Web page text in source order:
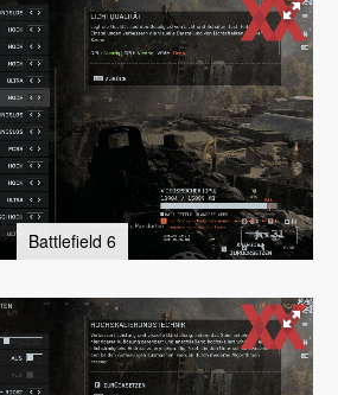
Battlefield 6